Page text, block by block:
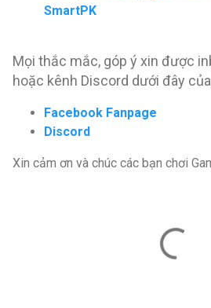
SmartPK
Mọi thắc mắc, góp ý xin được
hoặc kênh Discord dưới đây
Facebook Fanpage
Discord
Xin cảm ơn và chúc các bạn chơi